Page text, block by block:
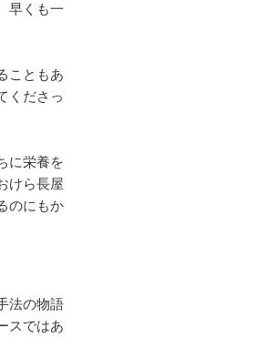
早くも一
こともあ
くださっ
に栄養を
けら長屋
のにもか
法の物語
スではあ